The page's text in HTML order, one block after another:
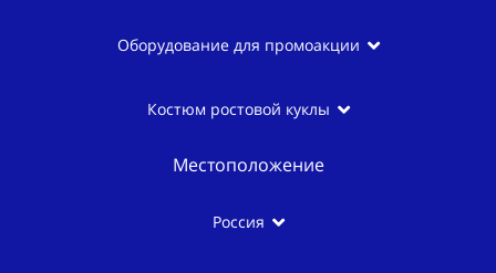
Оборудование для промоакции
Костюм ростовой куклы
Местоположение
Россия